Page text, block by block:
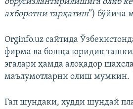
ахборотни тарқатиш”) бўйича
Orginfo.uz сайтида
фирма ва бошқа юридик
эгалари ҳамда алоқадор
маълумотларни олиш мумкин.
Гап шундаки, худди шундай